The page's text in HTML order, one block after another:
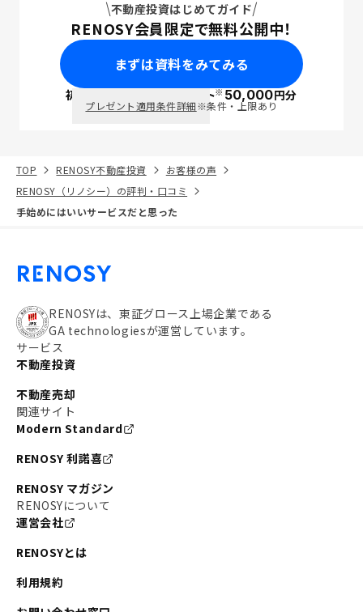
不動産投資はじめてガイド
RENOSY会員限定で無料公開中！
まずは資料をみてみる
初回面談で ポイント※50,000円分
プレゼント適用条件詳細※条件・上限あり
TOP RENOSY不動産投資
お客様の声
RENOSY（リノシー）の評判・口コミ
手始めにはいいサービスだと思った
RENOSYは、東証グロース上場企業である
GA technologiesが運営しています。
サービス
不動産投資
不動産売却
関連サイト
Modern Standard
RENOSY 利諾喜
RENOSY マガジン
RENOSYについて
運営会社
RENOSYとは
利用規約